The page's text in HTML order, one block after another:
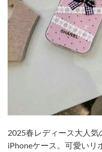
2025春レディース大人
iPhoneケース。可愛いリ